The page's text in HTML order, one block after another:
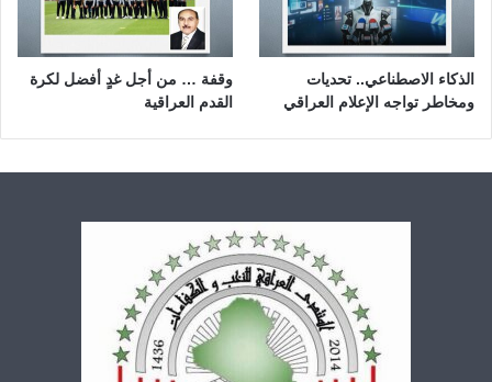
الذكاء الاصطناعي.. تحديات
ومخاطر تواجه الإعلام العراقي
وقفة … من أجل غدٍ أفضل لكرة
القدم العراقية